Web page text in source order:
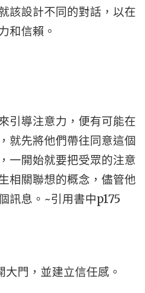
該設計不同的對話，以在
和信賴。
引導注意力，便有可能在
就先將他們帶往同意這個
一開始就要把受眾的注意
相關聯想的概念，儘管他
訊息。~引用書中p175
大門，並建立信任感。